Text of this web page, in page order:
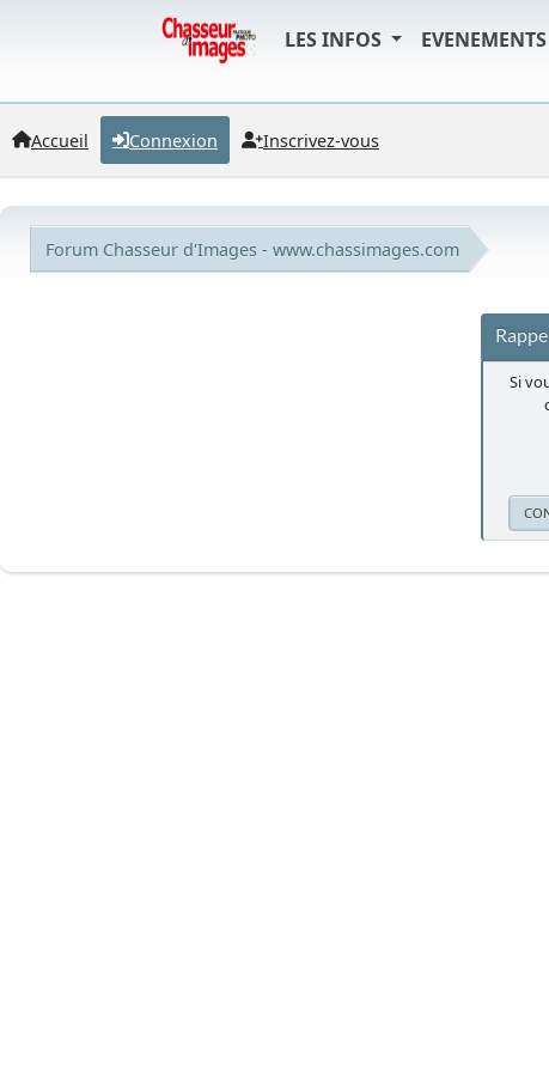
LES INFOS EVENEMENTS
Accueil Connexion Inscrivez-vous
Forum Chasseur d'Images - www.chassimages.com
Si